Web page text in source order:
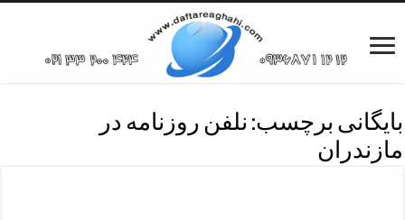
بایگانی برچسب: نلفن روزنامه در
مازندران